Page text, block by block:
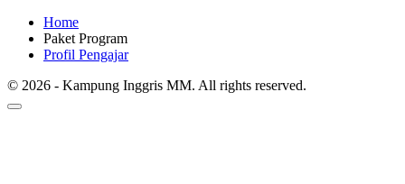
Home
Paket Program
Profil Pengajar
© 2026 - Kampung Inggris MM. All rights reserved.